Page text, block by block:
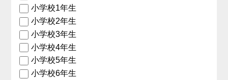
小学校1年生
小学校2年生
小学校3年生
小学校4年生
小学校5年生
小学校6年生